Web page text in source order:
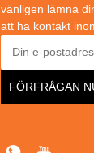
vänligen lämna
att ha kontakt